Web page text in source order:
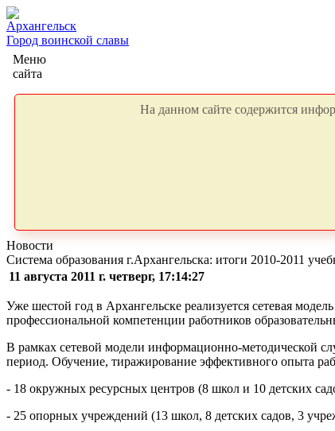
Архангельск
Город воинской славы
Меню
сайта
На данном сайте содержится
Новости
Система образования г.Архангельска: итоги 2010-2011
11 августа 2011 г. четверг, 17:14:27
Уже шестой год в Архангельске реализуется сетевая
профессиональной компетенции работников
В рамках сетевой модели информационно-методической
период. Обучение, тиражирование эффективного опыта
- 18 окружных ресурсных центров (8 школ и 10 детских
- 25 опорных учреждений (13 школ, 8 детских садов, 3